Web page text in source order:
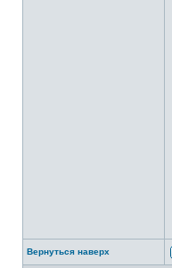
Вернуться наверх